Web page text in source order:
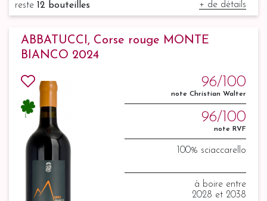
reste 12 bouteilles + de détails
ABBATUCCI, Corse rouge MONTE
BIANCO 2024
96/100
note Christian Walter
96/100
note RVF
100% sciaccarello
à boire entre
2028 et 2038